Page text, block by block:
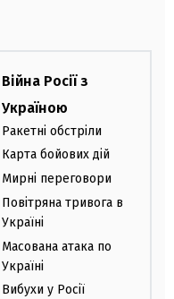
Війна Росії з
Україною
Ракетні обстріли
Карта бойових дій
Мирні переговори
Повітряна тривога в
Україні
Масована атака по
Україні
Вибухи у Росії